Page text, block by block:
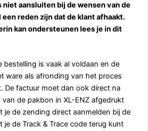
aansluiten bij de wensen van de
reden zijn dat de klant afhaakt.
kan ondersteunen lees je in dit
bestelling is vaak al voldaan en de
ware als afronding van het proces
De factuur moet dan ook direct na
van de pakbon in XL-ENZ afgedrukt
je de zending direct aanmelden bij de
je de Track & Trace code terug kunt